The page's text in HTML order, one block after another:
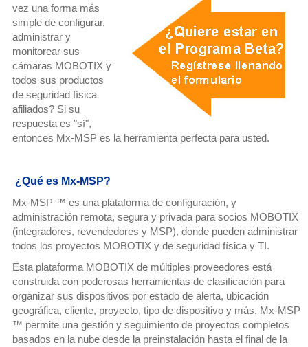
vez una forma más
simple de configurar,
administrar y
monitorear sus
cámaras MOBOTIX y
todos sus productos
de seguridad física
afiliados? Si su
respuesta es "sí",
entonces Mx-MSP es la herramienta perfecta para usted.
¿Qué es Mx-MSP?
Mx-MSP ™ es una plataforma de configuración, y
administración remota, segura y privada para socios MOBOTIX
(integradores, revendedores y MSP), donde pueden administrar
todos los proyectos MOBOTIX y de seguridad física y TI.
Esta plataforma MOBOTIX de múltiples proveedores está
construida con poderosas herramientas de clasificación para
organizar sus dispositivos por estado de alerta, ubicación
geográfica, cliente, proyecto, tipo de dispositivo y más. Mx-MSP
™ permite una gestión y seguimiento de proyectos completos
basados ​​en la nube desde la preinstalación hasta el final de la